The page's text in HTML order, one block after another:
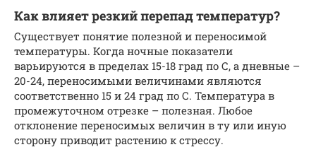
Как влияет резкий перепад температур?
Существует понятие полезной и переносимой
температуры. Когда ночные показатели
варьируются в пределах 15-18 град по С, а дневные –
20-24, переносимыми величинами являются
соответственно 15 и 24 град по С. Температура в
промежуточном отрезке – полезная. Любое
отклонение переносимых величин в ту или иную
сторону приводит растению к стрессу.